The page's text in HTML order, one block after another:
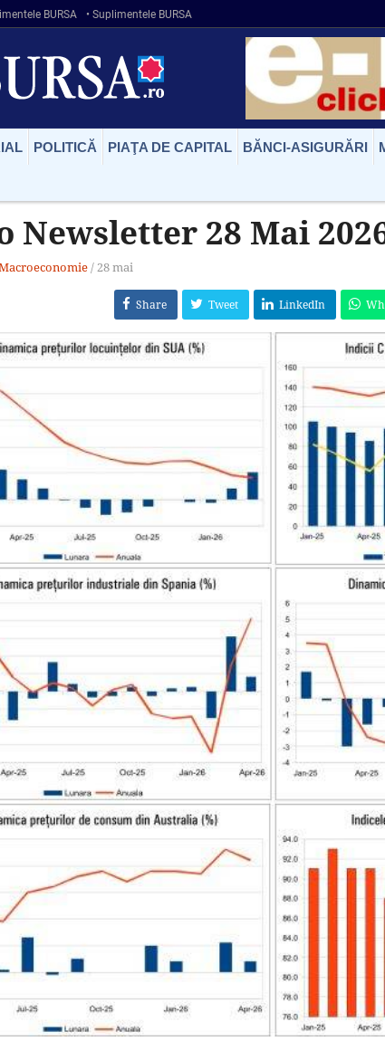
BURSA • Suplimentele BURSA
POLITICĂ PIAŢA DE CAPITAL BĂNCI-ASIGURĂRI
Newsletter 28 Mai
/ 28 mai
Share Tweet LinkedIn